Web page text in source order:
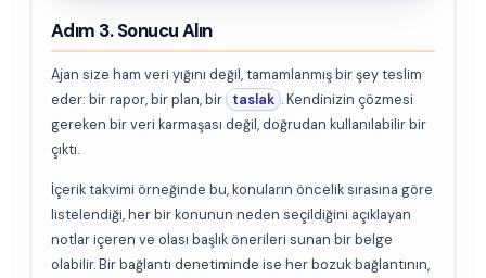
Adım 3. Sonucu Alın
Ajan size ham veri yığını değil, tamamlanmış bir şey teslim
eder: bir rapor, bir plan, bir taslak . Kendinizin çözmesi
gereken bir veri karmaşası değil, doğrudan kullanılabilir bir
çıktı.
İçerik takvimi örneğinde bu, konuların öncelik sırasına göre
listelendiği, her bir konunun neden seçildiğini açıklayan
notlar içeren ve olası başlık önerileri sunan bir belge
olabilir. Bir bağlantı denetiminde ise her bozuk bağlantının,